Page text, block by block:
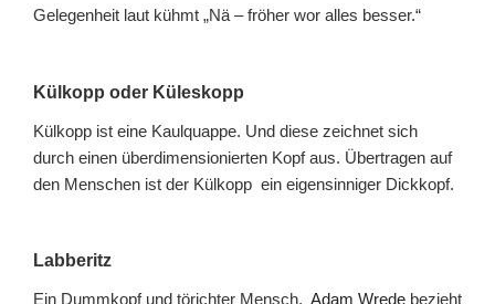
Gelegenheit laut kühmt „Nä – fröher wor alles besser.“
Külkopp oder Küleskopp
Külkopp ist eine Kaulquappe. Und diese zeichnet sich
durch einen überdimensionierten Kopf aus. Übertragen auf
den Menschen ist der Külkopp ein eigensinniger Dickkopf.
Labberitz
Ein Dummkopf und törichter Mensch. Adam Wrede bezieht